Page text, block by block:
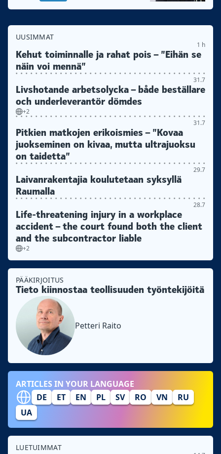
UUSIMMAT
1 h
Kehut toiminnalle ja rahat pois – ”Eihän se
näin voi mennä”
31.7
Livshotande arbetsolycka – både beställare
och underleverantör dömdes
+2
31.7
Pitkien matkojen erikoismies – ”Kovaa
juokseminen on kivaa, mutta ultrajuoksu
on taidetta”
29.7
Laivanrakentajia koulutetaan syksyllä
Raumalla
28.7
Life-threatening injury in a workplace
accident – the court found both the client
and the subcontractor liable
+2
PÄÄKIRJOITUS
Tieto kiinnostaa teollisuuden työntekijöitä
Petteri Raito
ARTICLES IN YOUR LANGUAGE
DE
ET EN PL SV RO VN
RU
UA
LUETUIMMAT